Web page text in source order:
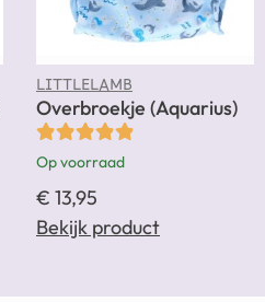
LITTLELAMB
Overbroekje (Aquarius)
Op voorraad
€ 13,95
Bekijk product